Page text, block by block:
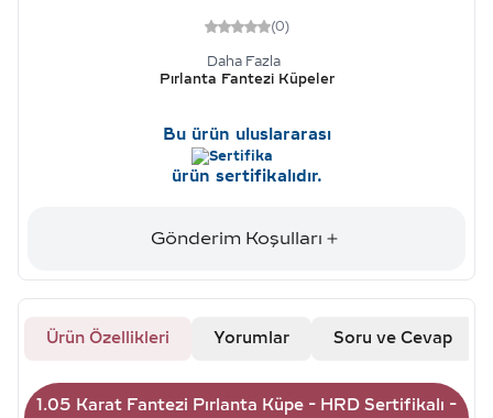
(0)
Daha Fazla
Pırlanta Fantezi Küpeler
Bu ürün uluslararası
ürün sertifikalıdır.
Gönderim Koşulları
Ürün Özellikleri Yorumlar Soru ve Cevap
1.05 Karat Fantezi Pırlanta Küpe - HRD Sertifikalı -